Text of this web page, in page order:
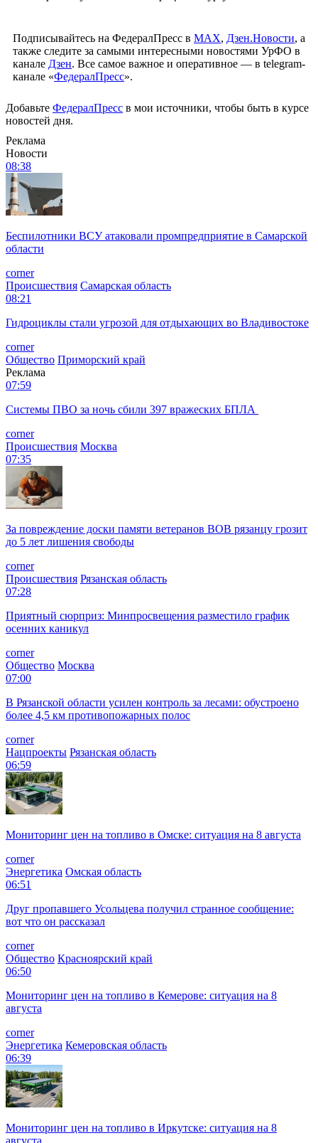
Подписывайтесь на ФедералПресс в МАХ, Дзен.Новости, а
также следите за самыми интересными новостями УрФО в
канале Дзен. Все самое важное и оперативное — в telegram-
канале «ФедералПресс».
Добавьте ФедералПресс в мои источники, чтобы быть в курсе
новостей дня.
Реклама
Новости
08:38
Беспилотники ВСУ атаковали промпредприятие в Самарской
области
corner
Происшествия Самарская область
08:21
Гидроциклы стали угрозой для отдыхающих во Владивостоке
corner
Общество Приморский край
Реклама
07:59
Системы ПВО за ночь сбили 397 вражеских БПЛА
corner
Происшествия Москва
07:35
За повреждение доски памяти ветеранов ВОВ рязанцу грозит
до 5 лет лишения свободы
corner
Происшествия Рязанская область
07:28
Приятный сюрприз: Минпросвещения разместило график
осенних каникул
corner
Общество Москва
07:00
В Рязанской области усилен контроль за лесами: обустроено
более 4,5 км противопожарных полос
corner
Нацпроекты Рязанская область
06:59
Мониторинг цен на топливо в Омске: ситуация на 8 августа
corner
Энергетика Омская область
06:51
Друг пропавшего Усольцева получил странное сообщение:
вот что он рассказал
corner
Общество Красноярский край
06:50
Мониторинг цен на топливо в Кемерове: ситуация на 8
августа
corner
Энергетика Кемеровская область
06:39
Мониторинг цен на топливо в Иркутске: ситуация на 8
августа